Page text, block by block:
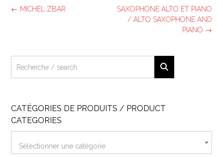
Post
SAXOPHONE ALTO ET PIANO
/ ALTO SAXOPHONE AND
PIANO →
← MICHEL ZBAR
CATÉGORIES DE PRODUITS / PRODUCT
CATEGORIES
Sélectionner une catégorie